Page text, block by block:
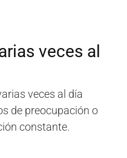
veces al
veces al día
de preocupación o
constante.